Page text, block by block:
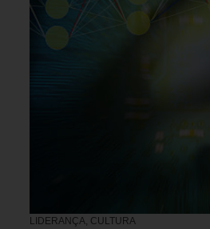
LIDERANÇA, CULTURA